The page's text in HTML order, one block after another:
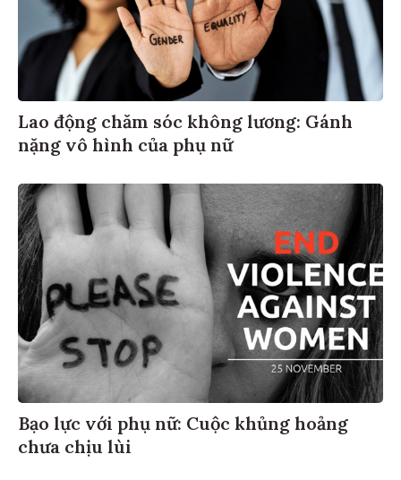
Lao động chăm sóc không lương: Gánh
nặng vô hình của phụ nữ
Bạo lực với phụ nữ: Cuộc khủng hoảng
chưa chịu lùi